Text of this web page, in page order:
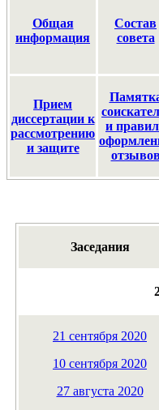
Общая
информация
Состав
совета
Прием
диссертации к
рассмотрению
и защите
и
отзывов
Заседания
21 сентября 2020
10 сентября 2020
27 августа 2020